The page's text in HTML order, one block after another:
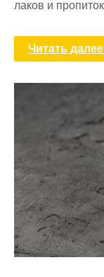
лаков и
Читать